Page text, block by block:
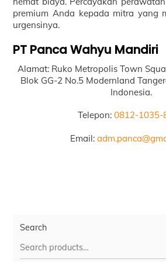
premium Anda kepada mitra yang
urgensinya.
PT Panca Wahyu Mandiri
Alamat: Ruko Metropolis Town
Blok GG-2 No.5 Modernland
Indonesia.
Telepon: 0812-1035-
Email:
Search